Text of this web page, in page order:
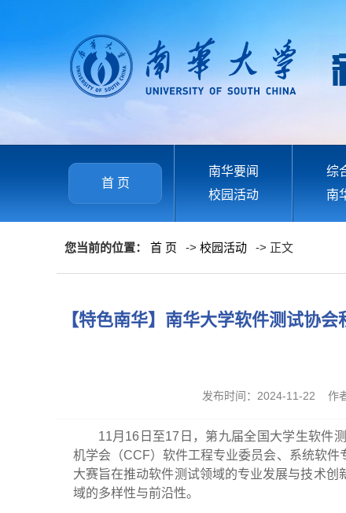
首 页
南华要闻 综
校园活动
南
您当前的位置： 首 页 -> 校园活动 -> 正文
【特色南华】南华大学软件测试协
发布时间：2024-11-22 作
11月16日至17日，第九届全国大学生软件
机学会（CCF）软件工程专业委员会、系统软件
大赛旨在推动软件测试领域的专业发展与技术
域的多样性与前沿性。